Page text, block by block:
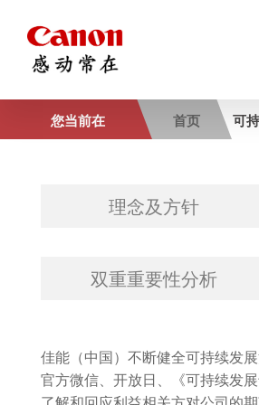
您当前在 首页 可
理念及方针
双重重要性分析
佳能（中国）不断健全可持续发
官方微信、开放日、《可持续发